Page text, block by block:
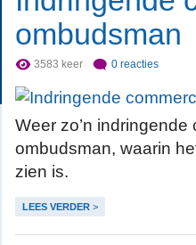
ombudsman
3583 keer 0 reacties
Weer zo’n
ombudsman, waarin
zien is.
LEES VERDER >